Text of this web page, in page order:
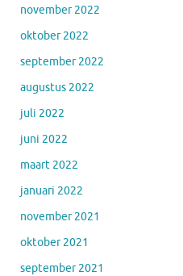
november 2022
oktober 2022
september 2022
augustus 2022
juli 2022
juni 2022
maart 2022
januari 2022
november 2021
oktober 2021
september 2021